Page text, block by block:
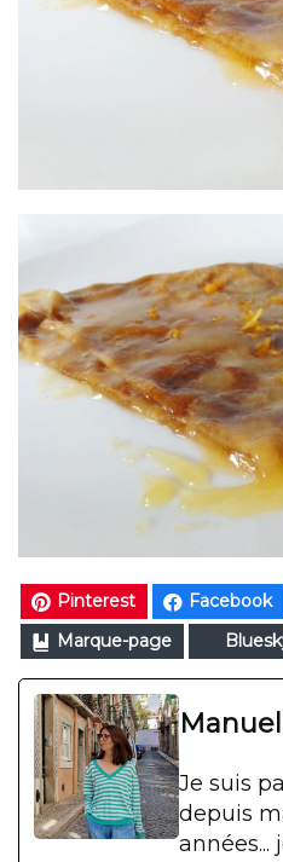
Pinterest Facebook
Marque-page
Je suis
depuis
années...